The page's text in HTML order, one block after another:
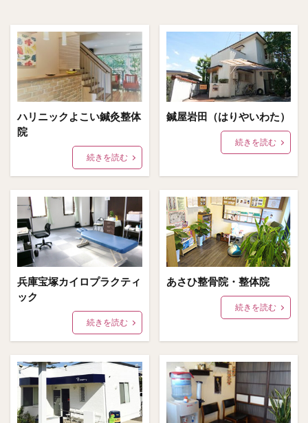
ハリニックよこい鍼灸整体
院
続きを読む
鍼屋岩田（はりやいわた）
続きを読む
兵庫宝塚カイロプラクティ
ック
続きを読む
あさひ整骨院・整体院
続きを読む